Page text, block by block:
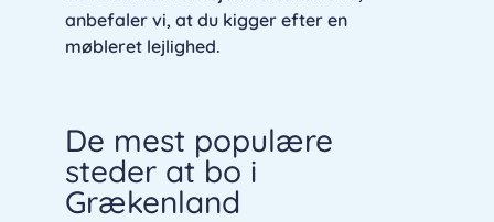
anbefaler vi, at du kigger efter en
møbleret lejlighed.
De mest populære
steder at bo i
Grækenland